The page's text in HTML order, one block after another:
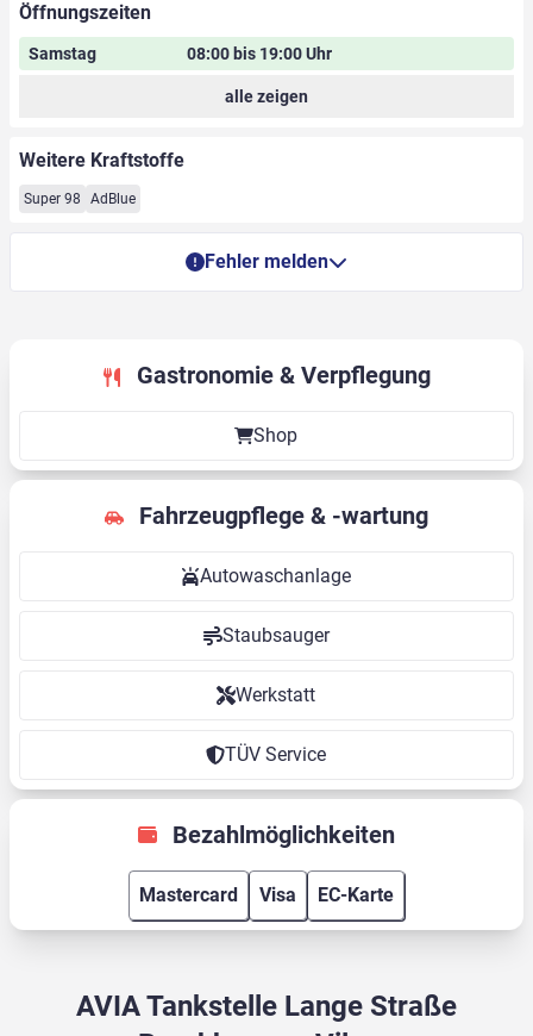
Öffnungszeiten
Samstag 08:00 bis 19:00 Uhr
alle zeigen
Weitere Kraftstoffe
Super 98 AdBlue
Fehler melden
Gastronomie & Verpflegung
Shop
Fahrzeugpflege & -wartung
Autowaschanlage
Staubsauger
Werkstatt
TÜV Service
Bezahlmöglichkeiten
Mastercard Visa EC-Karte
AVIA Tankstelle Lange Straße